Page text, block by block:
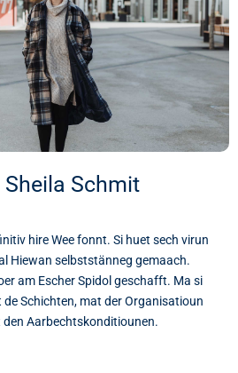
Schmit
hire Wee fonnt. Si huet sech virun
Hiewan selbststänneg gemaach.
am Escher Spidol geschafft. Ma si
Schichten, mat der Organisatioun
Aarbechtskonditiounen.